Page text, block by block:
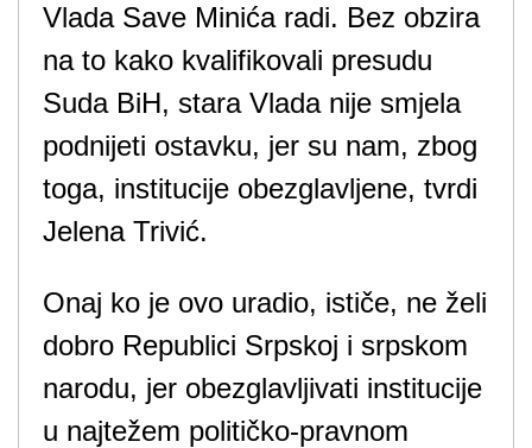
Vlada Save Minića radi. Bez obzira
na to kako kvalifikovali presudu
Suda BiH, stara Vlada nije smjela
podnijeti ostavku, jer su nam, zbog
toga, institucije obezglavljene, tvrdi
Jelena Trivić.
Onaj ko je ovo uradio, ističe, ne želi
dobro Republici Srpskoj i srpskom
narodu, jer obezglavljivati institucije
u najtežem političko-pravnom